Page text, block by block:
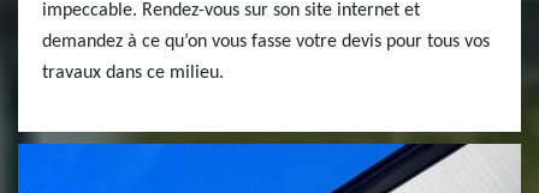
impeccable. Rendez-vous sur son site internet et
demandez à ce qu’on vous fasse votre devis pour tous vos
travaux dans ce milieu.